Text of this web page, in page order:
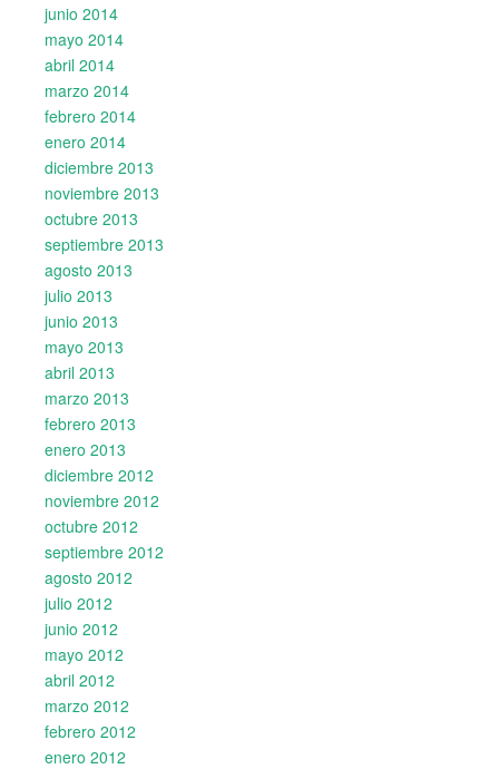
junio 2014
mayo 2014
abril 2014
marzo 2014
febrero 2014
enero 2014
diciembre 2013
noviembre 2013
octubre 2013
septiembre 2013
agosto 2013
julio 2013
junio 2013
mayo 2013
abril 2013
marzo 2013
febrero 2013
enero 2013
diciembre 2012
noviembre 2012
octubre 2012
septiembre 2012
agosto 2012
julio 2012
junio 2012
mayo 2012
abril 2012
marzo 2012
febrero 2012
enero 2012